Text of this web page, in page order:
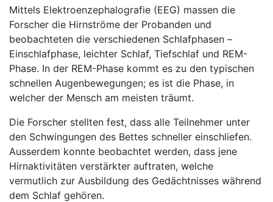
Mittels Elektroenzephalografie (EEG) massen die
Forscher die Hirnströme der Probanden und
beobachteten die verschiedenen Schlafphasen –
Einschlafphase, leichter Schlaf, Tiefschlaf und REM-
Phase. In der REM-Phase kommt es zu den typischen
schnellen Augenbewegungen; es ist die Phase, in
welcher der Mensch am meisten träumt.
Die Forscher stellten fest, dass alle Teilnehmer unter
den Schwingungen des Bettes schneller einschliefen.
Ausserdem konnte beobachtet werden, dass jene
Hirnaktivitäten verstärkter auftraten, welche
vermutlich zur Ausbildung des Gedächtnisses während
dem Schlaf gehören.